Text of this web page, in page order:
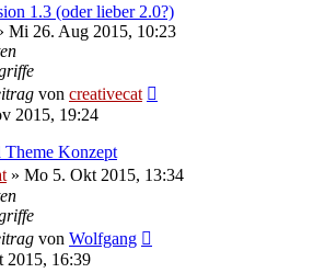
1.3 (oder lieber 2.0?)
Mi 26. Aug 2015, 10:23
von creativecat
2015, 19:24
Theme Konzept
» Mo 5. Okt 2015, 13:34
von Wolfgang
2015, 16:39